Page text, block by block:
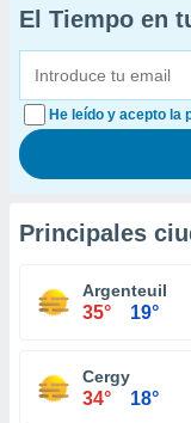
El Tiempo en
He leído y acepto la
Principales
Argenteuil
35° 19°
Cergy
34° 18°